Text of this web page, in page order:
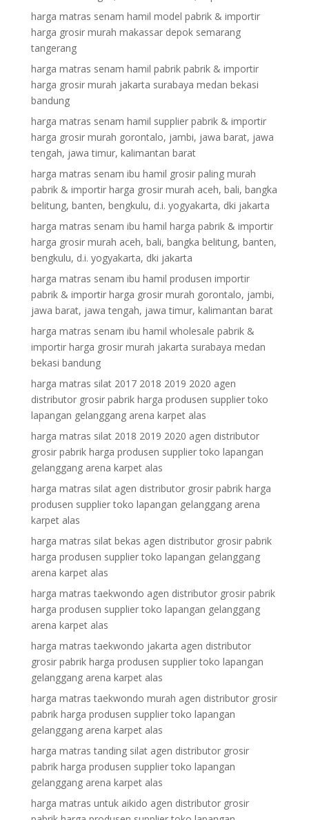
harga matras senam hamil model pabrik & importir
harga grosir murah makassar depok semarang
tangerang
harga matras senam hamil pabrik pabrik & importir
harga grosir murah jakarta surabaya medan bekasi
bandung
harga matras senam hamil supplier pabrik & importir
harga grosir murah gorontalo, jambi, jawa barat, jawa
tengah, jawa timur, kalimantan barat
harga matras senam ibu hamil grosir paling murah
pabrik & importir harga grosir murah aceh, bali, bangka
belitung, banten, bengkulu, d.i. yogyakarta, dki jakarta
harga matras senam ibu hamil harga pabrik & importir
harga grosir murah aceh, bali, bangka belitung, banten,
bengkulu, d.i. yogyakarta, dki jakarta
harga matras senam ibu hamil produsen importir
pabrik & importir harga grosir murah gorontalo, jambi,
jawa barat, jawa tengah, jawa timur, kalimantan barat
harga matras senam ibu hamil wholesale pabrik &
importir harga grosir murah jakarta surabaya medan
bekasi bandung
harga matras silat 2017 2018 2019 2020 agen
distributor grosir pabrik harga produsen supplier toko
lapangan gelanggang arena karpet alas
harga matras silat 2018 2019 2020 agen distributor
grosir pabrik harga produsen supplier toko lapangan
gelanggang arena karpet alas
harga matras silat agen distributor grosir pabrik harga
produsen supplier toko lapangan gelanggang arena
karpet alas
harga matras silat bekas agen distributor grosir pabrik
harga produsen supplier toko lapangan gelanggang
arena karpet alas
harga matras taekwondo agen distributor grosir pabrik
harga produsen supplier toko lapangan gelanggang
arena karpet alas
harga matras taekwondo jakarta agen distributor
grosir pabrik harga produsen supplier toko lapangan
gelanggang arena karpet alas
harga matras taekwondo murah agen distributor grosir
pabrik harga produsen supplier toko lapangan
gelanggang arena karpet alas
harga matras tanding silat agen distributor grosir
pabrik harga produsen supplier toko lapangan
gelanggang arena karpet alas
harga matras untuk aikido agen distributor grosir